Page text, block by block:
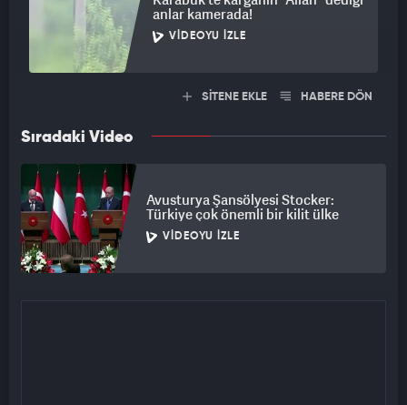
anlar kamerada!
VIDEOYU İZLE
SİTENE EKLE HABERE DÖN
Sıradaki Video
Avusturya Şansölyesi Stocker:
Türkiye çok önemli bir kilit ülke
VIDEOYU İZLE